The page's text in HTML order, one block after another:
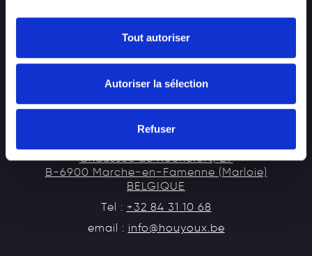
Tout autoriser
Autoriser la sélection
Refuser
HOUYOUX CONSTRUCTIONS
Chaussée de Rochefort, 29
B-6900 Marche-en-Famenne (Marloie)
BELGIQUE
Tel : +32 84 31 10 68
email : info@houyoux.be